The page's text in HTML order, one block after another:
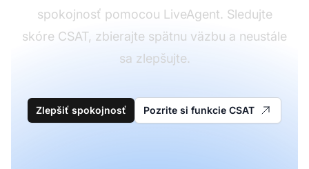
spokojnosť pomocou LiveAgent. Sledujte
skóre CSAT, zbierajte spätnu väzbu a neustále
sa zlepšujte.
Zlepšiť spokojnosť Pozrite si funkcie CSAT